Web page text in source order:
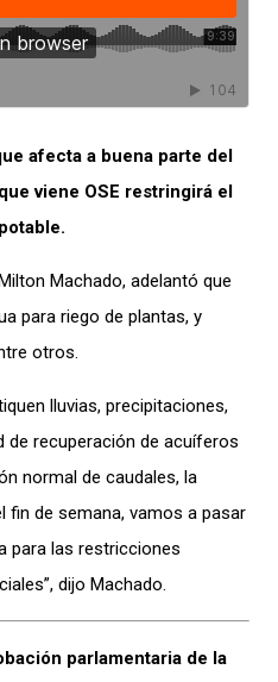
afecta a buena parte del
viene OSE restringirá el
Machado, adelantó que
para riego de plantas, y
otros.
lluvias, precipitaciones,
de recuperación de acuíferos
normal de caudales, la
fin de semana, vamos a pasar
para las restricciones
dijo Machado.
parlamentaria de la